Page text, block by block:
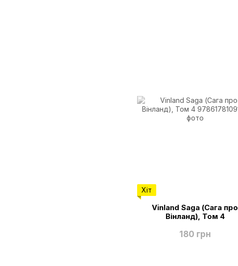
Хіт
Vinland Saga (Сага про
Вінланд), Том 4
180 грн